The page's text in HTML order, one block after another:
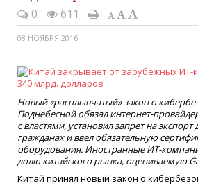
0 611
08 НОЯБРЯ 2016
Новый «расплывчатый» закон о
Поднебесной обязал интернет-
с властями, установил запрет на
гражданах и ввел обязательную
оборудования. Иностранные ИТ-
долю китайского рынка, оцениваемую
Китай принял новый закон о